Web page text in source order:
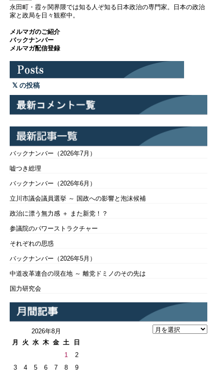
永田町・霞ヶ関界隈では知る人ぞ知る日本政治の専門家。日本の政治
家と政局を日々観察中。
メルマガのご紹介
バックナンバー
メルマガ配信登録
の投稿
バックナンバー（2026年7月）
嘘つき総理
バックナンバー（2026年6月）
立川市議会議員選挙 ～ 国政への影響と泡沫候補
政治に漂う無力感 ＋ また新党！？
参議院のパワーストラクチャー
それぞれの思惑
バックナンバー（2026年5月）
中道改革連合の現在地 ～ 離党ドミノのその先は
国力研究会
2026年8月
月
火 水 木 金 土 日
1
2
3
4 5 6 7 8
9